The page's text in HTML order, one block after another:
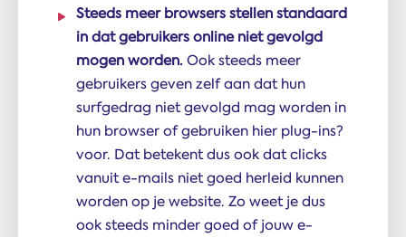
Steeds meer browsers stellen standaard
in dat gebruikers online niet gevolgd
mogen worden.Ook steeds meer
gebruikers geven zelf aan dat hun
surfgedrag niet gevolgd mag worden in
hun browser of gebruiken hier plug-ins?
voor. Dat betekent dus ook dat clicks
vanuit e-mails niet goed herleid kunnen
worden op je website. Zo weet je dus
ook steeds minder goed of jouw e-